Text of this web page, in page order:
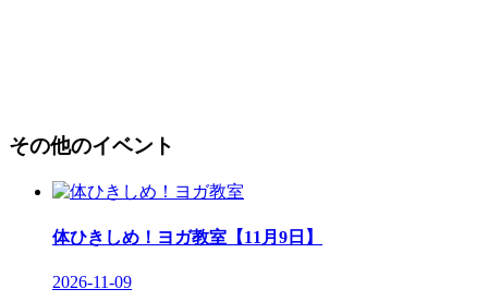
その他のイベント
体ひきしめ！ヨガ教室【11月9日】
2026-11-09